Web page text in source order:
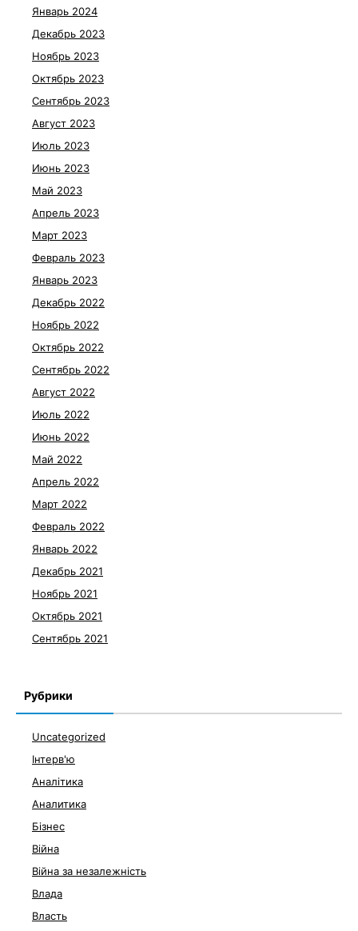
Январь 2024
Декабрь 2023
Ноябрь 2023
Октябрь 2023
Сентябрь 2023
Август 2023
Июль 2023
Июнь 2023
Май 2023
Апрель 2023
Март 2023
Февраль 2023
Январь 2023
Декабрь 2022
Ноябрь 2022
Октябрь 2022
Сентябрь 2022
Август 2022
Июль 2022
Июнь 2022
Май 2022
Апрель 2022
Март 2022
Февраль 2022
Январь 2022
Декабрь 2021
Ноябрь 2021
Октябрь 2021
Сентябрь 2021
Рубрики
Uncategorized
Інтерв'ю
Аналітика
Аналитика
Бізнес
Війна
Війна за незалежність
Влада
Власть